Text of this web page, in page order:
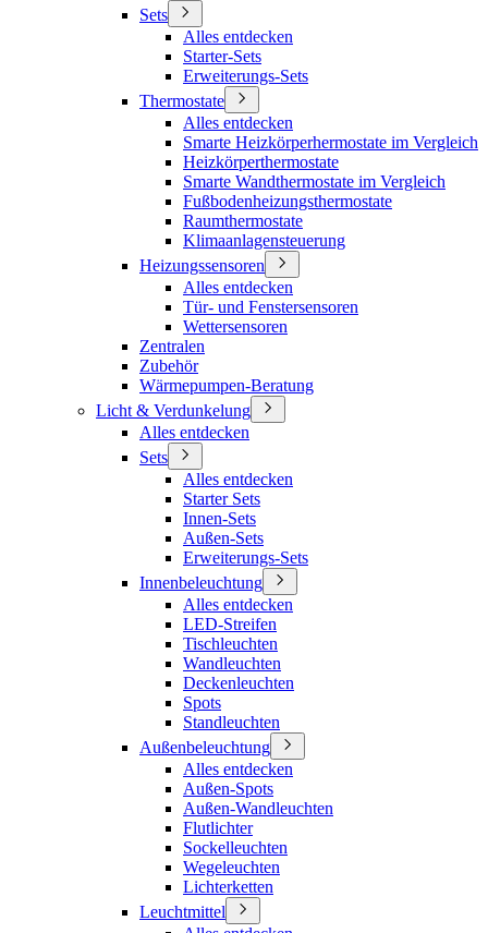
Sets
Alles entdecken
Starter-Sets
Erweiterungs-Sets
Thermostate
Alles entdecken
Smarte Heizkörperhermostate im Vergleich
Heizkörperthermostate
Smarte Wandthermostate im Vergleich
Fußbodenheizungsthermostate
Raumthermostate
Klimaanlagensteuerung
Heizungssensoren
Alles entdecken
Tür- und Fenstersensoren
Wettersensoren
Zentralen
Zubehör
Wärmepumpen-Beratung
Licht & Verdunkelung
Alles entdecken
Sets
Alles entdecken
Starter Sets
Innen-Sets
Außen-Sets
Erweiterungs-Sets
Innenbeleuchtung
Alles entdecken
LED-Streifen
Tischleuchten
Wandleuchten
Deckenleuchten
Spots
Standleuchten
Außenbeleuchtung
Alles entdecken
Außen-Spots
Außen-Wandleuchten
Flutlichter
Sockelleuchten
Wegeleuchten
Lichterketten
Leuchtmittel